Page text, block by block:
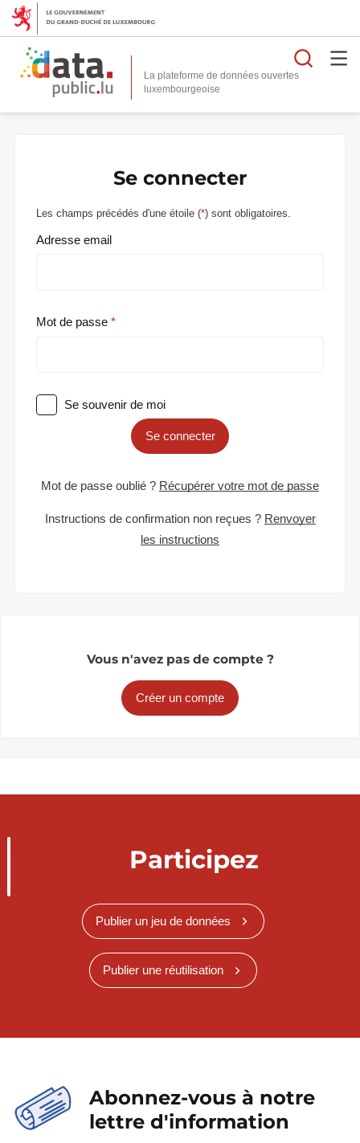
La plateforme de données ouvertes
Se connecter
Les champs précédés d'une étoile (*) sont obligatoires.
Adresse email
Mot de passe
Se souvenir de moi
Se connecter
Mot de passe oublié ? Récupérer votre mot de passe
Instructions de confirmation non reçues ? Renvoyer
les instructions
Vous n'avez pas de compte ?
Créer un compte
Participez
Publier un jeu de données
Publier une réutilisation
Abonnez-vous à notre
lettre d'information